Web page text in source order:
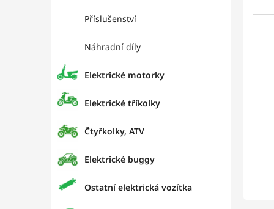
Příslušenství
Náhradní díly
Elektrické motorky
Elektrické tříkolky
Čtyřkolky, ATV
Elektrické buggy
Ostatní elektrická vozítka